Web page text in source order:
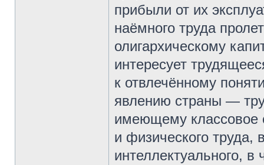
прибыли от их
наёмного труда
олигархическому
интересует
к отвлечённому
явлению страны —
имеющему классовое
и физического труда,
интеллектуального, в